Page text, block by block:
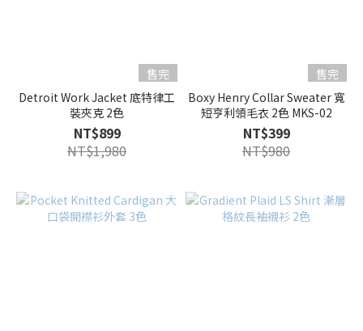
售完
Detroit Work Jacket 底特律工
裝夾克 2色
NT$899
NT$1,980
售完
Boxy Henry Collar Sweater 寬
短亨利領毛衣 2色 MKS-02
NT$399
NT$980